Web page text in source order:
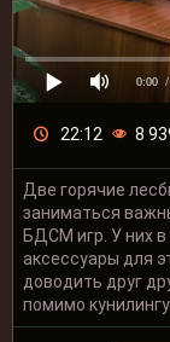
0:00 /
22:12 8
Две горячие
заниматься
БДСМ игр. У них
аксессуары для
доводить друг
помимо